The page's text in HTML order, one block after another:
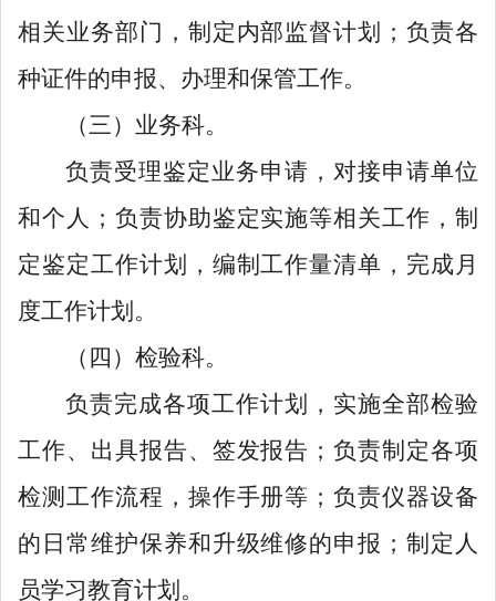
相关业务部门，制定内部监督计划；负责各
种证件的申报、办理和保管工作。
（三）业务科。
负责受理鉴定业务申请，对接申请单位
和个人；负责协助鉴定实施等相关工作，制
定鉴定工作计划，编制工作量清单，完成月
度工作计划。
（四）检验科。
负责完成各项工作计划，实施全部检验
工作、出具报告、签发报告；负责制定各项
检测工作流程，操作手册等；负责仪器设备
的日常维护保养和升级维修的申报；制定人
员学习教育计划。